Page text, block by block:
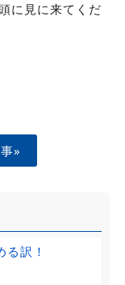
に見に来てくだ
»
訳！